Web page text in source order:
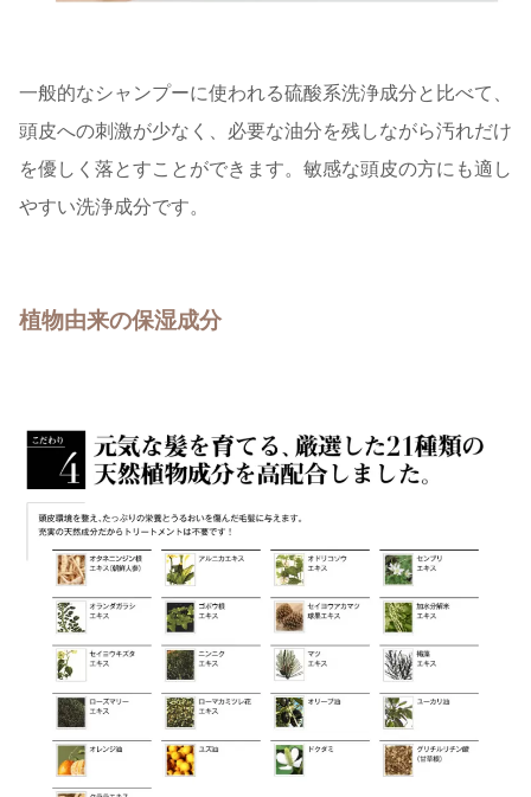
一般的なシャンプーに使われる硫酸系洗浄成分と比べて、
頭皮への刺激が少なく、必要な油分を残しながら汚れだけ
を優しく落とすことができます。敏感な頭皮の方にも適し
やすい洗浄成分です。
植物由来の保湿成分